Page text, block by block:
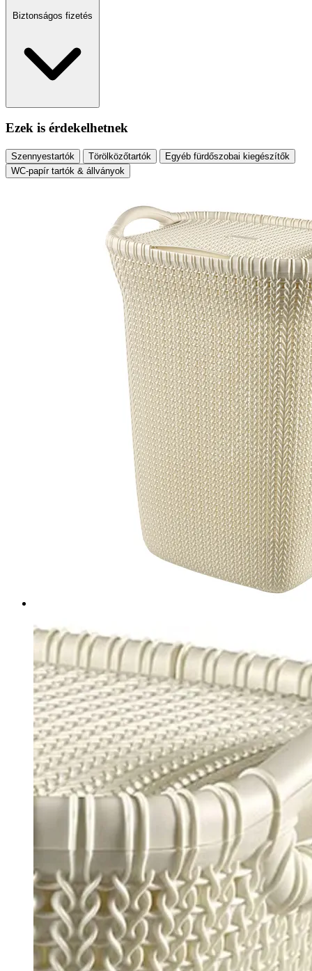
Biztonságos fizetés
Ezek is érdekelhetnek
Szennyestartók Törölközőtartók
Egyéb fürdőszobai kiegészítők
WC-papír tartók & állványok